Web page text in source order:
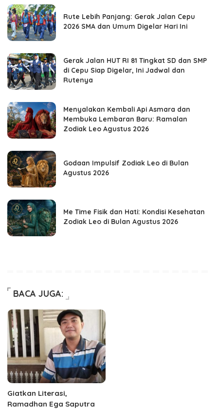
Rute Lebih Panjang: Gerak Jalan Cepu
2026 SMA dan Umum Digelar Hari Ini
Gerak Jalan HUT RI 81 Tingkat SD dan SMP
di Cepu Siap Digelar, Ini Jadwal dan
Rutenya
Menyalakan Kembali Api Asmara dan
Membuka Lembaran Baru: Ramalan
Zodiak Leo Agustus 2026
Godaan Impulsif Zodiak Leo di Bulan
Agustus 2026
Me Time Fisik dan Hati: Kondisi Kesehatan
Zodiak Leo di Bulan Agustus 2026
BACA JUGA:
Giatkan Literasi,
Ramadhan Ega Saputra